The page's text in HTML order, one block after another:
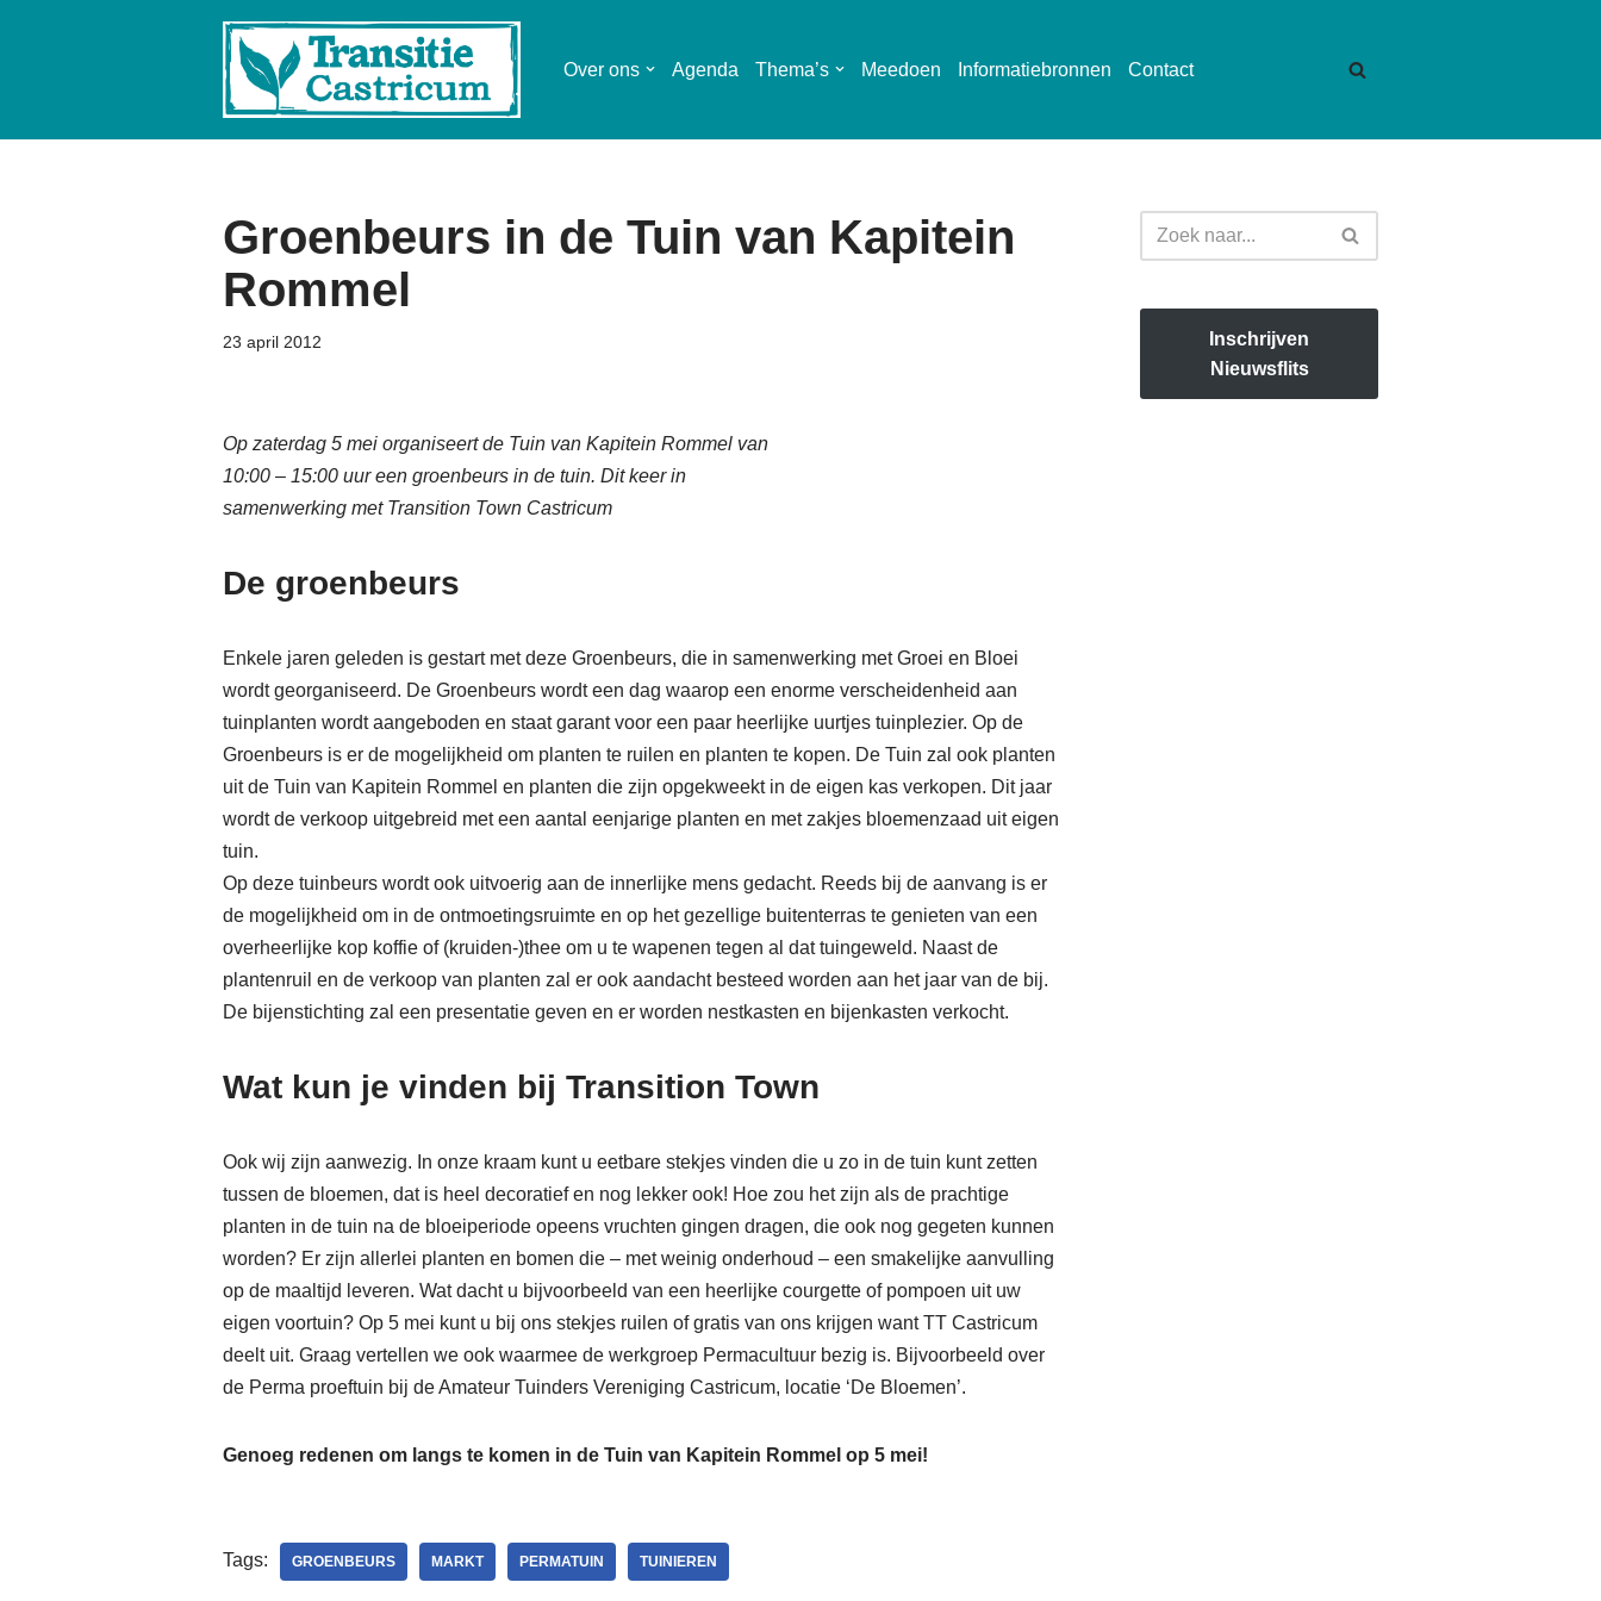
Over ons Agenda Thema’s Meedoen Informatiebronnen Contact
Groenbeurs in de Tuin van Kapitein
Rommel
23 april 2012
Op zaterdag 5 mei organiseert de Tuin van Kapitein Rommel van
10:00 – 15:00 uur een groenbeurs in de tuin. Dit keer in
samenwerking met Transition Town Castricum
De groenbeurs
Enkele jaren geleden is gestart met deze Groenbeurs, die in samenwerking met Groei en Bloei
wordt georganiseerd. De Groenbeurs wordt een dag waarop een enorme verscheidenheid aan
tuinplanten wordt aangeboden en staat garant voor een paar heerlijke uurtjes tuinplezier. Op de
Groenbeurs is er de mogelijkheid om planten te ruilen en planten te kopen. De Tuin zal ook planten
uit de Tuin van Kapitein Rommel en planten die zijn opgekweekt in de eigen kas verkopen. Dit jaar
wordt de verkoop uitgebreid met een aantal eenjarige planten en met zakjes bloemenzaad uit eigen
tuin.
Op deze tuinbeurs wordt ook uitvoerig aan de innerlijke mens gedacht. Reeds bij de aanvang is er
de mogelijkheid om in de ontmoetingsruimte en op het gezellige buitenterras te genieten van een
overheerlijke kop koffie of (kruiden-)thee om u te wapenen tegen al dat tuingeweld. Naast de
plantenruil en de verkoop van planten zal er ook aandacht besteed worden aan het jaar van de bij.
De bijenstichting zal een presentatie geven en er worden nestkasten en bijenkasten verkocht.
Wat kun je vinden bij Transition Town
Ook wij zijn aanwezig. In onze kraam kunt u eetbare stekjes vinden die u zo in de tuin kunt zetten
tussen de bloemen, dat is heel decoratief en nog lekker ook! Hoe zou het zijn als de prachtige
planten in de tuin na de bloeiperiode opeens vruchten gingen dragen, die ook nog gegeten kunnen
worden? Er zijn allerlei planten en bomen die – met weinig onderhoud – een smakelijke aanvulling
op de maaltijd leveren. Wat dacht u bijvoorbeeld van een heerlijke courgette of pompoen uit uw
eigen voortuin? Op 5 mei kunt u bij ons stekjes ruilen of gratis van ons krijgen want TT Castricum
deelt uit. Graag vertellen we ook waarmee de werkgroep Permacultuur bezig is. Bijvoorbeeld over
de Perma proeftuin bij de Amateur Tuinders Vereniging Castricum, locatie ‘De Bloemen’.
Genoeg redenen om langs te komen in de Tuin van Kapitein Rommel op 5 mei!
Tags: GROENBEURS MARKT PERMATUIN TUINIEREN
Inschrijven
Nieuwsflits